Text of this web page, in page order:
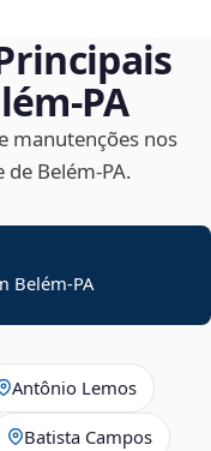
manutenções nos
Belém‑PA.
Belém-PA
Antônio Lemos
Batista Campos